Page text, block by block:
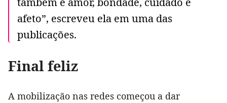
afeto”, escreveu ela em uma das
publicações.
Final feliz
A mobilização nas redes começou a dar